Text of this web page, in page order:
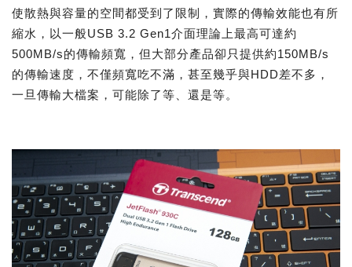
使散熱與容量的空間都受到了限制，實際的傳輸效能也有所
縮水，以一般USB 3.2 Gen1介面理論上最高可達約
500MB/s的傳輸頻寬，但大部分產品卻只提供約150MB/s
的傳輸速度，不僅頻寬吃不滿，甚至幾乎與HDD差不多，
一旦傳輸大檔案，可能除了等、還是等。